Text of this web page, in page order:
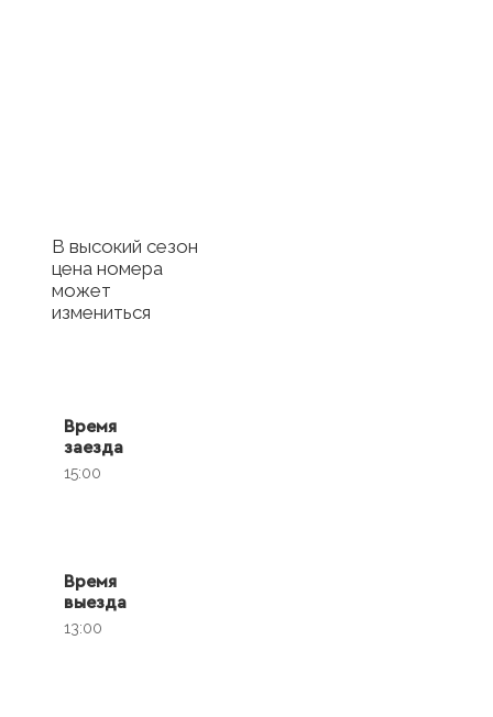
В высокий сезон
цена номера
может
измениться
Время
заезда
15:00
Время
выезда
13:00